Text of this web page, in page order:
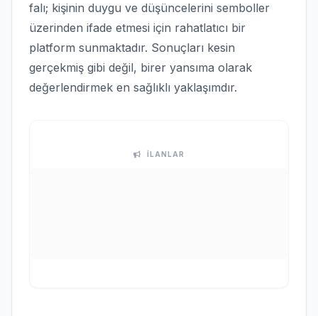
falı; kişinin duygu ve düşüncelerini semboller
üzerinden ifade etmesi için rahatlatıcı bir
platform sunmaktadır. Sonuçları kesin
gerçekmiş gibi değil, birer yansıma olarak
değerlendirmek en sağlıklı yaklaşımdır.
İLANLAR